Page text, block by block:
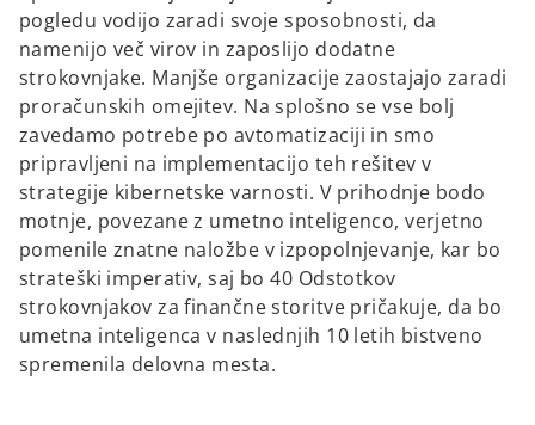
pogledu vodijo zaradi svoje sposobnosti, da
namenijo več virov in zaposlijo dodatne
strokovnjake. Manjše organizacije zaostajajo zaradi
proračunskih omejitev. Na splošno se vse bolj
zavedamo potrebe po avtomatizaciji in smo
pripravljeni na implementacijo teh rešitev v
strategije kibernetske varnosti. V prihodnje bodo
motnje, povezane z umetno inteligenco, verjetno
pomenile znatne naložbe v izpopolnjevanje, kar bo
strateški imperativ, saj bo 40 Odstotkov
strokovnjakov za finančne storitve pričakuje, da bo
umetna inteligenca v naslednjih 10 letih bistveno
spremenila delovna mesta.